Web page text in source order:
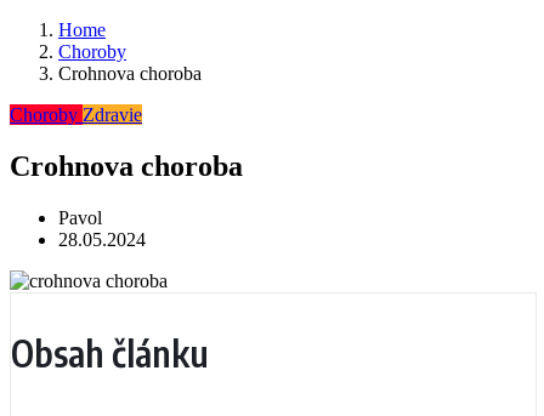
Home
Choroby
Crohnova choroba
Choroby Zdravie
Crohnova choroba
Pavol
28.05.2024
Obsah článku